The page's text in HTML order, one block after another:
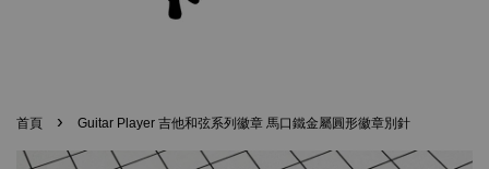
首頁 › Guitar Player 吉他和弦系列徽章 馬口鐵金屬圓形徽章別針